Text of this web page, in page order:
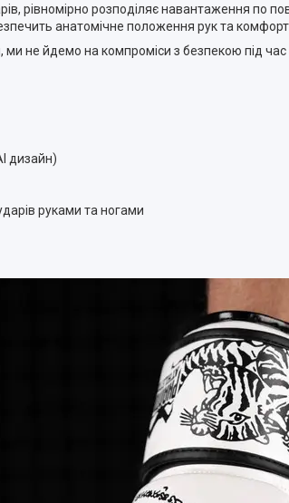
рівномірно розподіляє навантаження по
анатомічне положення рук та комфорт
ми не йдемо на компроміси з безпекою під
дизайн)
руками та ногами